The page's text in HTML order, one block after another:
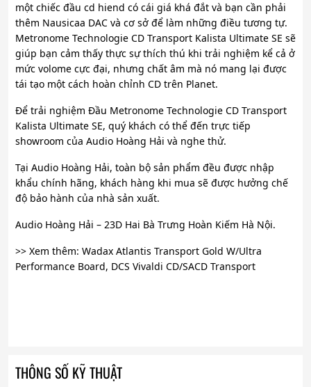
một chiếc đầu cd hi­end có cái giá khá đắt và bạn cần phải
thêm Nausicaa DAC và cơ sở để làm những điều tương tự.
Metronome Technologie CD Transport Kalista Ultimate SE sẽ
giúp bạn cảm thấy thực sự thích thú khi trải nghiệm kể cả ở
mức volome cực đại, nhưng chất âm mà nó mang lại được
tái tạo một cách hoàn chỉnh CD trên Planet.
Để trải nghiệm Đầu Metronome Technologie CD Transport
Kalista Ultimate SE, quý khách có thể đến trực tiếp
showroom của Audio Hoàng Hải và nghe thử.
Tại Audio Hoàng Hải, toàn bộ sản phẩm đều được nhập
khẩu chính hãng, khách hàng khi mua sẽ được hưởng chế
độ bảo hành của nhà sản xuất.
Audio Hoàng Hải – 23D Hai Bà Trưng Hoàn Kiếm Hà Nội.
>> Xem thêm: Wadax Atlantis Transport Gold W/Ultra
Performance Board, DCS Vivaldi CD/SACD Transport
THÔNG SỐ KỸ THUẬT